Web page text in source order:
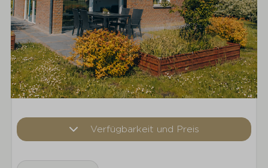
Verfügbarkeit und Preis